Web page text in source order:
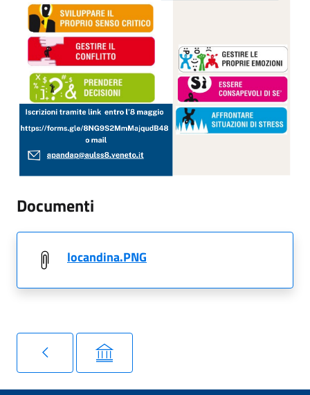
Documenti
locandina.PNG